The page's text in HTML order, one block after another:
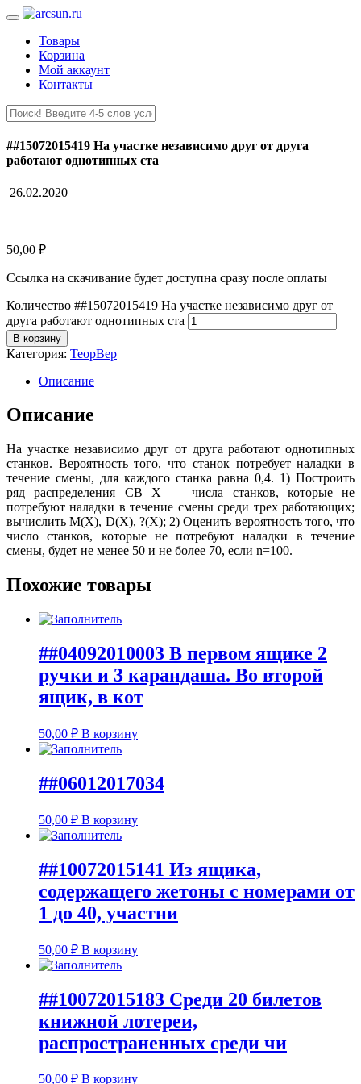
Товары
Корзина
Мой аккаунт
Контакты
##15072015419 На участке независимо друг от друга
работают однотипных ста
26.02.2020
50,00 ₽
Ссылка на скачивание будет доступна сразу после оплаты
Количество ##15072015419 На участке независимо друг от
друга работают однотипных ста
В корзину
Категория: ТеорВер
Описание
Описание
На участке независимо друг от друга работают однотипных
станков. Вероятность того, что станок потребует наладки в
течение смены, для каждого станка равна 0,4. 1) Построить
ряд распределения СВ X — числа станков, которые не
потребуют наладки в течение смены среди трех работающих;
вычислить M(X), D(X), ?(X); 2) Оценить вероятность того, что
число станков, которые не потребуют наладки в течение
смены, будет не менее 50 и не более 70, если n=100.
Похожие товары
##04092010003 В первом ящике 2
ручки и 3 карандаша. Во второй
ящик, в кот
50,00 ₽ В корзину
##06012017034
50,00 ₽ В корзину
##10072015141 Из ящика,
содержащего жетоны с номерами от
1 до 40, участни
50,00 ₽ В корзину
##10072015183 Среди 20 билетов
книжной лотереи,
распространенных среди чи
50,00 ₽ В корзину